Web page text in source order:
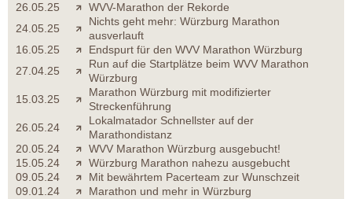
26.05.25
WVV-Marathon der Rekorde
24.05.25
Nichts geht mehr: Würzburg Marathon
ausverlauft
16.05.25
Endspurt für den WVV Marathon Würzburg
27.04.25
Run auf die Startplätze beim WVV Marathon
Würzburg
15.03.25
Marathon Würzburg mit modifizierter
Streckenführung
26.05.24
Lokalmatador Schnellster auf der
Marathondistanz
20.05.24
WVV Marathon Würzburg ausgebucht!
15.05.24
Würzburg Marathon nahezu ausgebucht
09.05.24
Mit bewährtem Pacerteam zur Wunschzeit
09.01.24
Marathon und mehr in Würzburg